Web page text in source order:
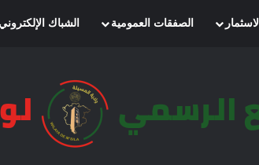
الاسثمار الصفقات العمومية الشباك الإلكتروني